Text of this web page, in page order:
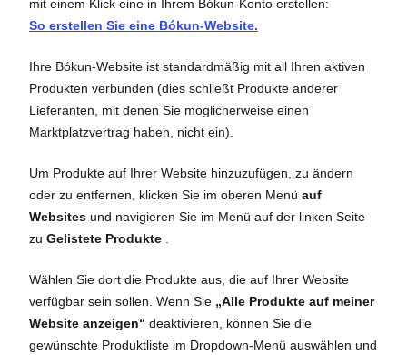
mit einem Klick eine in Ihrem Bókun-Konto erstellen:
So erstellen Sie eine Bókun-Website.
Ihre Bókun-Website ist standardmäßig mit all Ihren aktiven
Produkten verbunden (dies schließt Produkte anderer
Lieferanten, mit denen Sie möglicherweise einen
Marktplatzvertrag haben, nicht ein).
Um Produkte auf Ihrer Website hinzuzufügen, zu ändern
oder zu entfernen, klicken Sie im oberen Menü auf
Websites und navigieren Sie im Menü auf der linken Seite
zu Gelistete Produkte
Wählen Sie dort die Produkte aus, die auf Ihrer Website
verfügbar sein sollen. Wenn Sie „Alle Produkte auf meiner
Website anzeigen“ deaktivieren, können Sie die
gewünschte Produktliste im Dropdown-Menü auswählen und